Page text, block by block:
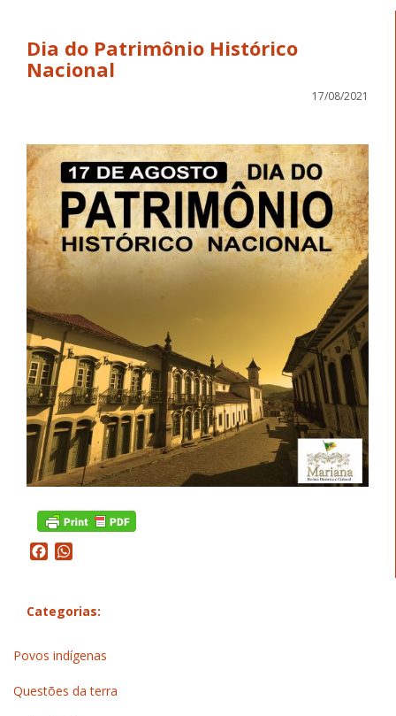
Dia do Patrimônio Histórico
Nacional
17/08/2021
Facebook
Categorias:
Povos indígenas
Questões da terra